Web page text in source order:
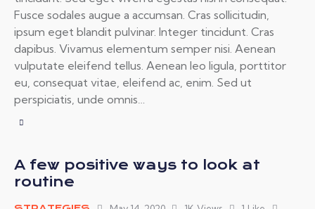
Fusce sodales augue a accumsan. Cras sollicitudin,
ipsum eget blandit pulvinar. Integer tincidunt. Cras
dapibus. Vivamus elementum semper nisi. Aenean
vulputate eleifend tellus. Aenean leo ligula, porttitor
eu, consequat vitae, eleifend ac, enim. Sed ut
perspiciatis, unde omnis…
A few positive ways to look at
routine